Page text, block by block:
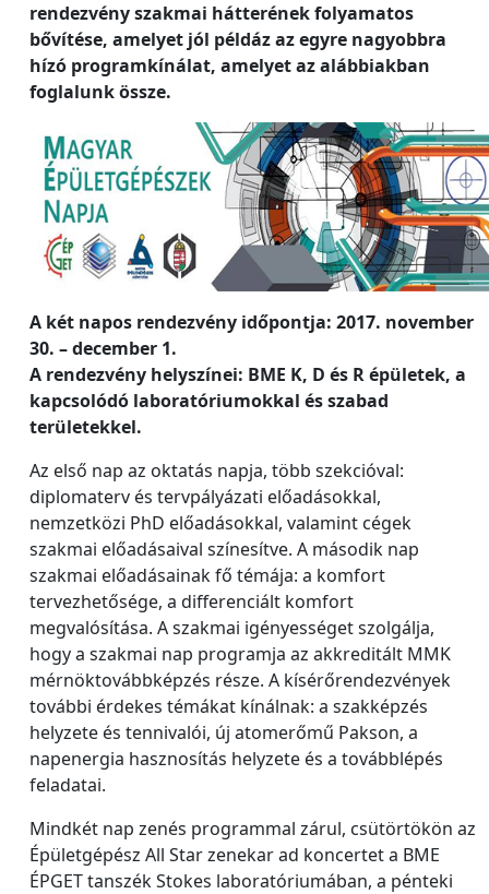
rendezvény szakmai hátterének folyamatos
bővítése, amelyet jól példáz az egyre nagyobbra
hízó programkínálat, amelyet az alábbiakban
foglalunk össze.
A két napos rendezvény időpontja: 2017. november
30. – december 1.
A rendezvény helyszínei: BME K, D és R épületek, a
kapcsolódó laboratóriumokkal és szabad
területekkel.
Az első nap az oktatás napja, több szekcióval:
diplomaterv és tervpályázati előadásokkal,
nemzetközi PhD előadásokkal, valamint cégek
szakmai előadásaival színesítve. A második nap
szakmai előadásainak fő témája: a komfort
tervezhetősége, a differenciált komfort
megvalósítása. A szakmai igényességet szolgálja,
hogy a szakmai nap programja az akkreditált MMK
mérnöktovábbképzés része. A kísérőrendezvények
további érdekes témákat kínálnak: a szakképzés
helyzete és tennivalói, új atomerőmű Pakson, a
napenergia hasznosítás helyzete és a továbblépés
feladatai.
Mindkét nap zenés programmal zárul, csütörtökön az
Épületgépész All Star zenekar ad koncertet a BME
ÉPGET tanszék Stokes laboratóriumában, a pénteki